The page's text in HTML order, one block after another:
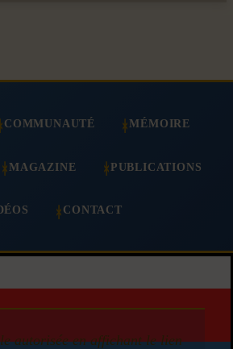
COMMUNAUTÉ MÉMOIRE
MAGAZINE PUBLICATIONS
CONTACT
autorisée en affichant le lien